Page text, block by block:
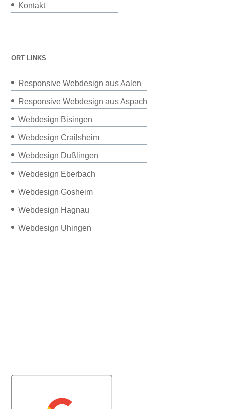
Kontakt
ORT LINKS
Responsive Webdesign aus Aalen
Responsive Webdesign aus Aspach
Webdesign Bisingen
Webdesign Crailsheim
Webdesign Dußlingen
Webdesign Eberbach
Webdesign Gosheim
Webdesign Hagnau
Webdesign Uhingen